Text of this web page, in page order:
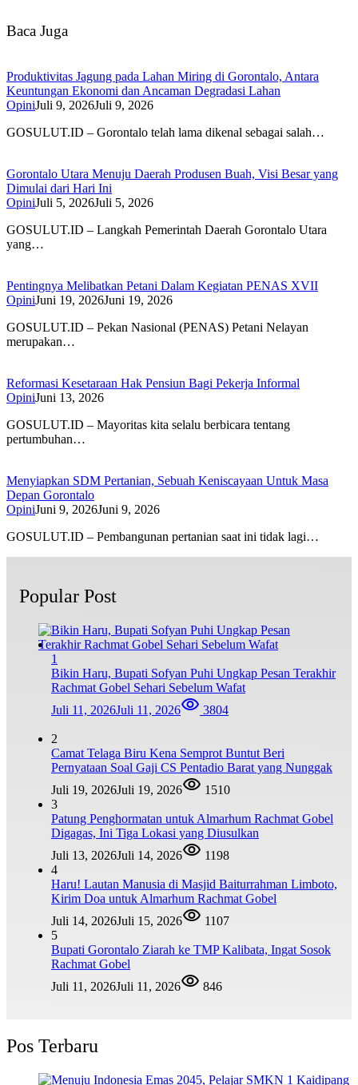
Baca Juga
Produktivitas Jagung pada Lahan Miring di Gorontalo, Antara
Keuntungan Ekonomi dan Ancaman Degradasi Lahan
OpiniJuli 9, 2026Juli 9, 2026
GOSULUT.ID – Gorontalo telah lama dikenal sebagai salah…
Gorontalo Utara Menuju Daerah Produsen Buah, Visi Besar yang
Dimulai dari Hari Ini
OpiniJuli 5, 2026Juli 5, 2026
GOSULUT.ID – Langkah Pemerintah Daerah Gorontalo Utara
yang…
Pentingnya Melibatkan Petani Dalam Kegiatan PENAS XVII
OpiniJuni 19, 2026Juni 19, 2026
GOSULUT.ID – Pekan Nasional (PENAS) Petani Nelayan
merupakan…
Reformasi Kesetaraan Hak Pensiun Bagi Pekerja Informal
OpiniJuni 13, 2026
GOSULUT.ID – Mayoritas kita selalu berbicara tentang
pertumbuhan…
Menyiapkan SDM Pertanian, Sebuah Keniscayaan Untuk Masa
Depan Gorontalo
OpiniJuni 9, 2026Juni 9, 2026
GOSULUT.ID – Pembangunan pertanian saat ini tidak lagi…
Popular Post
1
Bikin Haru, Bupati Sofyan Puhi Ungkap Pesan Terakhir
Rachmat Gobel Sehari Sebelum Wafat
Juli 11, 2026Juli 11, 2026 3804
2
Camat Telaga Biru Kena Semprot Buntut Beri
Pernyataan Soal Gaji CS Pentadio Barat yang Nunggak
Juli 19, 2026Juli 19, 2026
1510
3
Patung Penghormatan untuk Almarhum Rachmat Gobel
Digagas, Ini Tiga Lokasi yang Diusulkan
Juli 13, 2026Juli 14, 2026
1198
4
Haru! Lautan Manusia di Masjid Baiturrahman Limboto,
Kirim Doa untuk Almarhum Rachmat Gobel
Juli 14, 2026Juli 15, 2026
1107
5
Bupati Gorontalo Ziarah ke TMP Kalibata, Ingat Sosok
Rachmat Gobel
Juli 11, 2026Juli 11, 2026 846
Pos Terbaru